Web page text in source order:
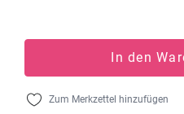
In den
Zum Merkzettel hinzufügen